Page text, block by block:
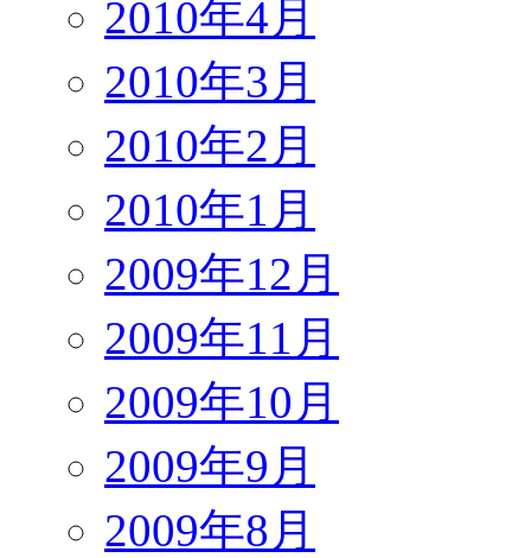
2010年4月
2010年3月
2010年2月
2010年1月
2009年12月
2009年11月
2009年10月
2009年9月
2009年8月